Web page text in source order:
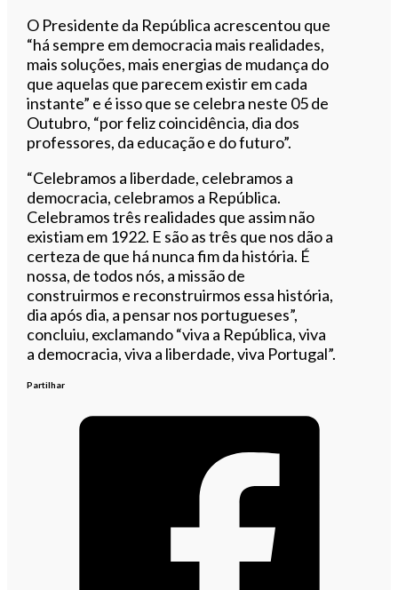
O Presidente da República acrescentou que
“há sempre em democracia mais realidades,
mais soluções, mais energias de mudança do
que aquelas que parecem existir em cada
instante” e é isso que se celebra neste 05 de
Outubro, “por feliz coincidência, dia dos
professores, da educação e do futuro”.
“Celebramos a liberdade, celebramos a
democracia, celebramos a República.
Celebramos três realidades que assim não
existiam em 1922. E são as três que nos dão a
certeza de que há nunca fim da história. É
nossa, de todos nós, a missão de
construirmos e reconstruirmos essa história,
dia após dia, a pensar nos portugueses”,
concluiu, exclamando “viva a República, viva
a democracia, viva a liberdade, viva Portugal”.
Partilhar